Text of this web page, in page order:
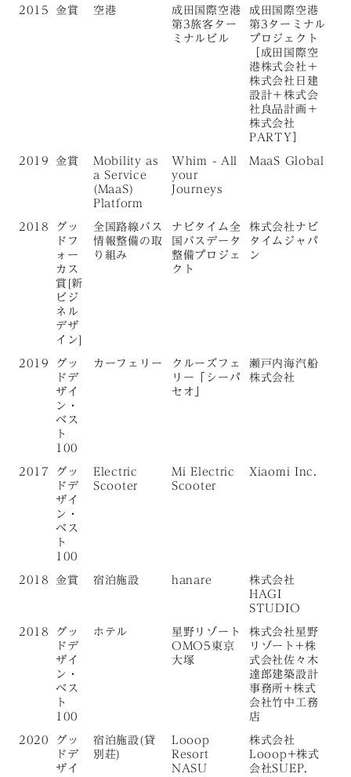
2015 金賞 空港
成田国際空港
第3旅客ター
ミナルビル
成田国際空港
第3ターミナル
プロジェクト
［成田国際空
港株式会社＋
株式会社日建
設計＋株式会
社良品計画＋
株式会社
PARTY］
2019 金賞
Mobility as
a Service
(MaaS)
Platform
Whim - All
your
Journeys
MaaS Global
2018
グッ
ドフ
ォー
カス
賞[新
ビジ
ネル
デザ
イン]
全国路線バス
情報整備の取
り組み
ナビタイム全
国バスデータ
整備プロジェ
クト
株式会社ナビ
タイムジャパ
ン
2019
グッ
ドデ
ザイ
ン・
ベス
ト
100
カーフェリー
クルーズフェ
リー「シーパ
セオ」
瀬戸内海汽船
株式会社
2017
グッ
ドデ
ザイ
ン・
ベス
ト
100
Electric
Scooter
Mi Electric
Scooter
Xiaomi Inc.
2018 金賞 宿泊施設 hanare
株式会社
HAGI
STUDIO
2018
グッ
ドデ
ザイ
ン・
ベス
ト
100
ホテル
星野リゾート
OMO5東京
大塚
株式会社星野
リゾート+株
式会社佐々木
達郎建築設計
事務所+株式
会社竹中工務
店
2020
グッ
ドデ
ザイ
宿泊施設(貸
別荘)
Looop
Resort
NASU
株式会社
Looop+株式
会社SUEP.